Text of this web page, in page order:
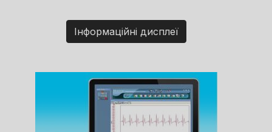
Інформаційні дисплеї